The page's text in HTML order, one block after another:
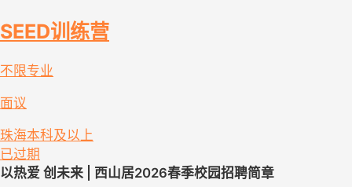
SEED训练营
不限专业
面议
珠海本科及以上
已过期
以热爱 创 未来 | 西山居2026春季校园招聘简章